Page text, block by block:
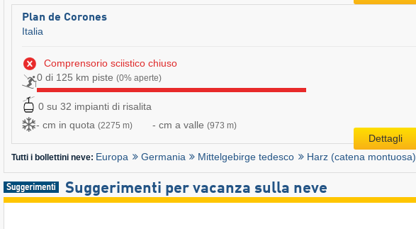
Plan de Corones
Italia
Comprensorio sciistico chiuso
0 di 125 km piste (0% aperte)
0 su 32 impianti di risalita
- cm in quota (2275 m) - cm a valle (973 m)
Dettagli
Tutti i bollettini neve: Europa Germania Mittelgebirge tedesco Harz (catena montuosa)
Suggerimenti per vacanza sulla neve